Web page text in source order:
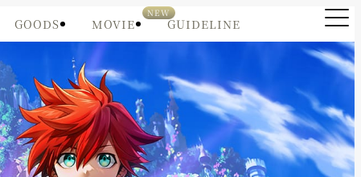
GOODS MOVIE GUIDELINE